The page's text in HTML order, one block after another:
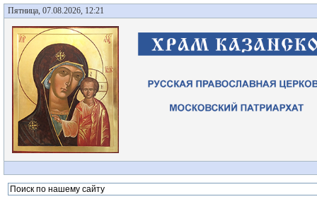
Пятница, 07.08.2026, 12:21